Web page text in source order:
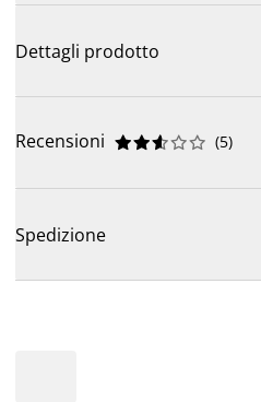
Dettagli prodotto
Recensioni 




 (5)
Spedizione